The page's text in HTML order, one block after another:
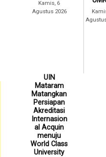
Kamis, 6
Agustus 2026
UIN
Mataram
Matangkan
Persiapan
Akreditasi
Internasion
al Acquin
menuju
World Class
University